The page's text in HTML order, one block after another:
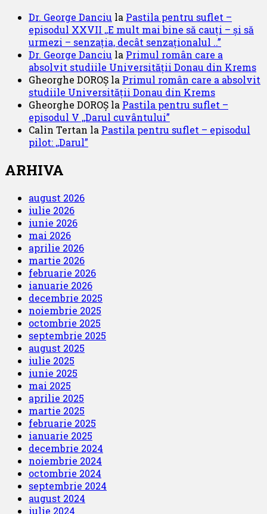
Dr. George Danciu la Pastila pentru suflet –
episodul XXVII ,,E mult mai bine să cauți – și să
urmezi – senzația, decât senzaționalul ..”
Dr. George Danciu la Primul român care a
absolvit studiile Universității Donau din Krems
Gheorghe DOROȘ la Primul român care a absolvit
studiile Universității Donau din Krems
Gheorghe DOROȘ la Pastila pentru suflet –
episodul V ,,Darul cuvântului”
Calin Tertan la Pastila pentru suflet – episodul
pilot: ,,Darul”
ARHIVA
august 2026
iulie 2026
iunie 2026
mai 2026
aprilie 2026
martie 2026
februarie 2026
ianuarie 2026
decembrie 2025
noiembrie 2025
octombrie 2025
septembrie 2025
august 2025
iulie 2025
iunie 2025
mai 2025
aprilie 2025
martie 2025
februarie 2025
ianuarie 2025
decembrie 2024
noiembrie 2024
octombrie 2024
septembrie 2024
august 2024
iulie 2024